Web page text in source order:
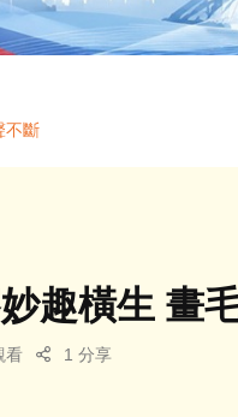
不斷
趣橫生 畫
看 1 分享